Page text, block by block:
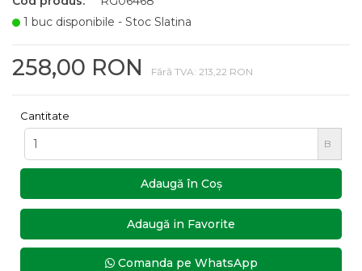
1 buc disponibile - Stoc Slatina
258,00 RON Fără TVA: 213,22 RON
Cantitate
B
Adaugă în Coş
Adaugă in Favorite
Comanda pe WhatsApp